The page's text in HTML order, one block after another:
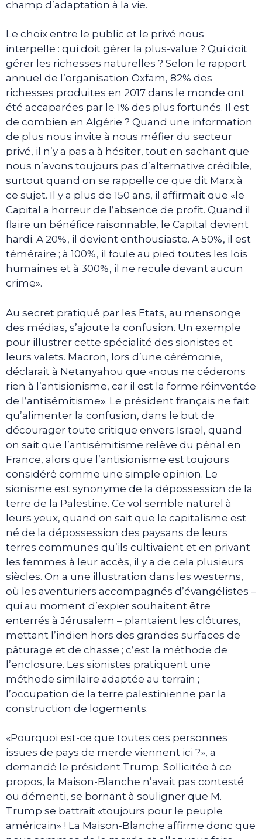
champ d’adaptation à la vie.
Le choix entre le public et le privé nous
interpelle : qui doit gérer la plus-value ? Qui doit
gérer les richesses naturelles ? Selon le rapport
annuel de l’organisation Oxfam, 82% des
richesses produites en 2017 dans le monde ont
été accaparées par le 1% des plus fortunés. Il est
de combien en Algérie ? Quand une information
de plus nous invite à nous méfier du secteur
privé, il n’y a pas a à hésiter, tout en sachant que
nous n’avons toujours pas d’alternative crédible,
surtout quand on se rappelle ce que dit Marx à
ce sujet. Il y a plus de 150 ans, il affirmait que «le
Capital a horreur de l’absence de profit. Quand il
flaire un bénéfice raisonnable, le Capital devient
hardi. A 20%, il devient enthousiaste. A 50%, il est
téméraire ; à 100%, il foule au pied toutes les lois
humaines et à 300%, il ne recule devant aucun
crime».
Au secret pratiqué par les Etats, au mensonge
des médias, s’ajoute la confusion. Un exemple
pour illustrer cette spécialité des sionistes et
leurs valets. Macron, lors d’une cérémonie,
déclarait à Netanyahou que «nous ne céderons
rien à l’antisionisme, car il est la forme réinventée
de l’antisémitisme». Le président français ne fait
qu’alimenter la confusion, dans le but de
décourager toute critique envers Israël, quand
on sait que l’antisémitisme relève du pénal en
France, alors que l’antisionisme est toujours
considéré comme une simple opinion. Le
sionisme est synonyme de la dépossession de la
terre de la Palestine. Ce vol semble naturel à
leurs yeux, quand on sait que le capitalisme est
né de la dépossession des paysans de leurs
terres communes qu’ils cultivaient et en privant
les femmes à leur accès, il y a de cela plusieurs
siècles. On a une illustration dans les westerns,
où les aventuriers accompagnés d’évangélistes –
qui au moment d’expier souhaitent être
enterrés à Jérusalem – plantaient les clôtures,
mettant l’indien hors des grandes surfaces de
pâturage et de chasse ; c’est la méthode de
l’enclosure. Les sionistes pratiquent une
méthode similaire adaptée au terrain ;
l’occupation de la terre palestinienne par la
construction de logements.
«Pourquoi est-ce que toutes ces personnes
issues de pays de merde viennent ici ?», a
demandé le président Trump. Sollicitée à ce
propos, la Maison-Blanche n’avait pas contesté
ou démenti, se bornant à souligner que M.
Trump se battrait «toujours pour le peuple
américain» ! La Maison-Blanche affirme donc que